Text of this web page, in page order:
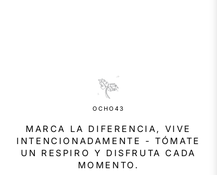
OCHO43
MARCA LA DIFERENCIA, VIVE
INTENCIONADAMENTE - TÓMATE
UN RESPIRO Y DISFRUTA CADA
MOMENTO.